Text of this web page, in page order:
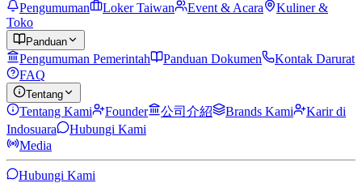
Pengumuman Loker Taiwan Event & Acara
Kuliner &
Toko
Panduan
Pengumuman Pemerintah Panduan Dokumen
Kontak Darurat
FAQ
Tentang
Tentang Kami Founder 公司介紹 Brands Kami
Karir di
Indosuara
Hubungi Kami
Media
Hubungi Kami